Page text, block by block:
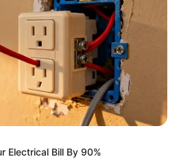
look เป๊ะทุกมุมดูดี
ลขคู่นี้ไหม
Electrical Bill By 90%